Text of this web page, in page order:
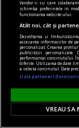
Dragă Domnule
Pe vremuri, m-
să-mi acceptați
nostru”. Vai,
idealuri”!
Vendor-ii cu care
schimba preferintele in
functionarea website-ului.
Atât noi, cât și
Dezvoltarea și
accesarea informațiilor de
personalizat. Crearea
publicității personalizate.
performanței conținutului.
diferite. Utilizarea de date
a selecta conținutul. Date
Listă parteneri (furnizori)
VREAU SA